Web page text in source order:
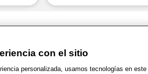
1-800-679-9691 | Contáctenos | Términos de Uso
con el sitio
personalizada, usamos tecnologías en